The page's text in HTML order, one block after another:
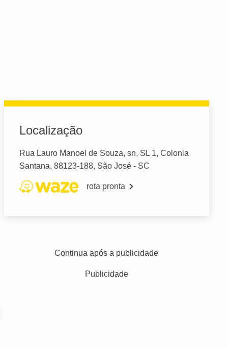
Localização
Rua Lauro Manoel de Souza, sn, SL 1, Colonia
Santana, 88123-188, São José - SC
rota pronta
Continua após a publicidade
Publicidade